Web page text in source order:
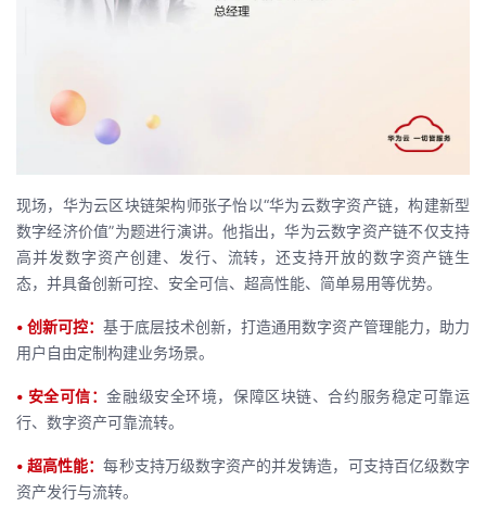
现场，华为云区块链架构师张子怡以“华为云数字资产链，构建新型
数字经济价值”为题进行演讲。他指出，华为云数字资产链不仅支持
高并发数字资产创建、发行、流转，还支持开放的数字资产链生
态，并具备创新可控、安全可信、超高性能、简单易用等优势。
•创新可控：基于底层技术创新，打造通用数字资产管理能力，助力
用户自由定制构建业务场景。
• 安全可信：金融级安全环境，保障区块链、合约服务稳定可靠运
行、数字资产可靠流转。
•超高性能：每秒支持万级数字资产的并发铸造，可支持百亿级数字
资产发行与流转。